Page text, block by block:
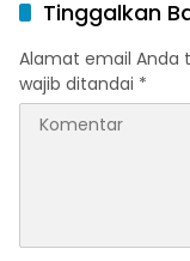
Idulfitri
Tinggalkan
Alamat email Anda
wajib ditandai *